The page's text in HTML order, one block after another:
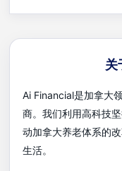
Ai Financial是加拿大
商。我们利用高科技
动加拿大养老体系的
生活。